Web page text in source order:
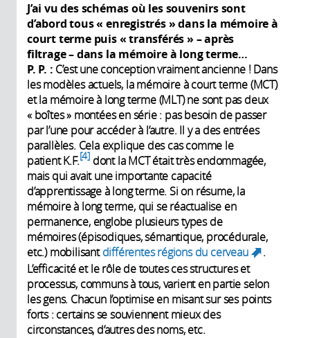
J’ai vu des schémas où les souvenirs sont
d’abord tous « enregistrés» dans la mémoire à
court terme puis «transférés» –après
filtrage– dans la mémoire à long terme…
P. P. : C’est une conception vraiment ancienne ! Dans
les modèles actuels, la mémoire à court terme (MCT)
et la mémoire à long terme (MLT) ne sont pas deux
« boîtes » montées en série : pas besoin de passer
par l’une pour accéder à l’autre. Il y a des entrées
parallèles. Cela explique des cas comme le
patient K.F. 4 dont la MCT était très endommagée,
mais qui avait une importante capacité
d’apprentissage à long terme. Si on résume, la
mémoire à long terme, qui se réactualise en
permanence, englobe plusieurs types de
mémoires (épisodiques, sémantique, procédurale,
etc.) mobilisantdifférentes régions du cerveau
(link
external)
.
L’efficacité et le rôle de toutes ces structures et
processus, communs à tous, varient en partie selon
les gens. Chacun l’optimise en misant sur ses points
forts : certains se souviennent mieux des
circonstances, d’autres des noms, etc.